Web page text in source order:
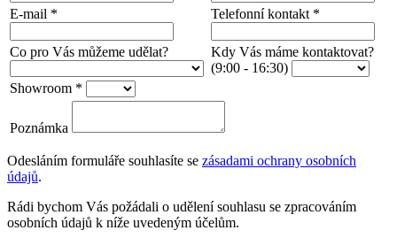
E-mail * Telefonní kontakt *
Co pro Vás můžeme udělat?
Kdy Vás máme kontaktovat?
(9:00 - 16:30)
Showroom *
Poznámka
Odesláním formuláře souhlasíte se zásadami ochrany osobních
údajů.
Rádi bychom Vás požádali o udělení souhlasu se zpracováním
osobních údajů k níže uvedeným účelům.